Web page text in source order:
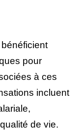
pour
à ces
incluent
de vie.